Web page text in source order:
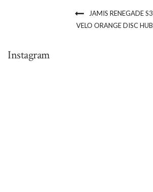
JAMIS RENEGADE S3
VELO ORANGE DISC HUB
Instagram